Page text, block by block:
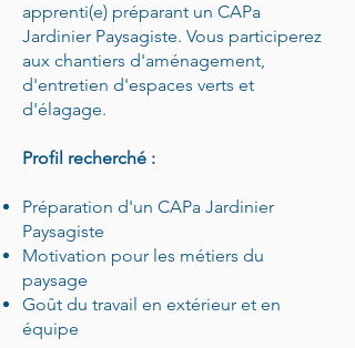
apprenti(e) préparant un CAPa
Jardinier Paysagiste. Vous participerez
aux chantiers d'aménagement,
d'entretien d'espaces verts et
d'élagage.
Profil recherché :
Préparation d'un CAPa Jardinier
Paysagiste
Motivation pour les métiers du
paysage
Goût du travail en extérieur et en
équipe